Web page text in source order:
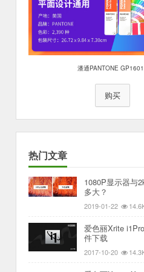
潘通PANTONE
购买
热门文章
1080P显示器与
多大？
2019-01-22
爱色丽Xrite
件下载
2017-10-20